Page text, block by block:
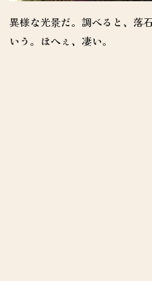
異様な光景だ。調べると、落
いう。ほへぇ、凄い。